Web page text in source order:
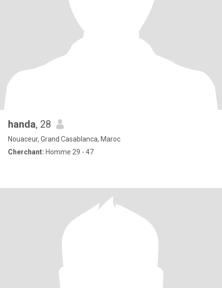
handa, 28
Nouaceur, Grand Casablanca, Maroc
Cherchant: Homme 29 - 47